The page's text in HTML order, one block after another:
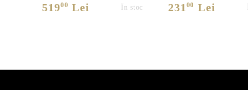
51900 Lei În stoc 23100 Lei